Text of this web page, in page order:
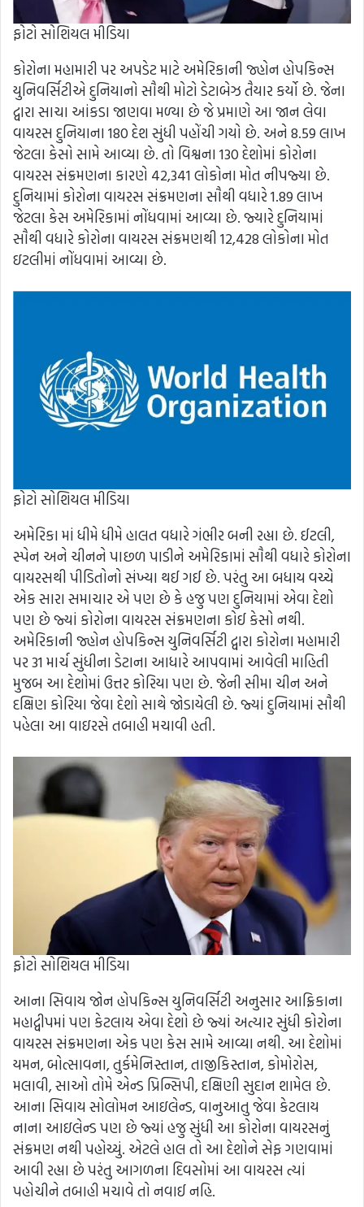
ફોટો સોશિયલ મીડિયા
કોરોના મહામારી પર અપડેટ માટે અમેરિકાની જ્હોન હોપકિન્સ
યુનિવર્સિટીએ દુનિયાનો સૌથી મોટો ડેટાબેઝ તૈયાર કર્યો છે. જેના
દ્વારા સાચા આંકડા જાણવા મળ્યા છે જે પ્રમાણે આ જાન લેવા
વાયરસ દુનિયાના 180 દેશ સુંધી પહોંચી ગયો છે. અને 8.59 લાખ
જેટલા કેસો સામે આવ્યા છે. તો વિશ્વના 130 દેશોમાં કોરોના
વાયરસ સંક્રમણના કારણે 42,341 લોકોના મોત નીપજ્યા છે.
દુનિયામાં કોરોના વાયરસ સંક્રમણના સૌથી વધારે 1.89 લાખ
જેટલા કેસ અમેરિકામાં નોંધવામાં આવ્યા છે. જ્યારે દુનિયામાં
સૌથી વધારે કોરોના વાયરસ સંક્રમણથી 12,428 લોકોના મોત
ઇટલીમાં નોંધવામાં આવ્યા છે.
ફોટો સોશિયલ મીડિયા
અમેરિકા માં ધીમે ધીમે હાલત વધારે ગંભીર બની રહ્યા છે. ઈટલી,
સ્પેન અને ચીનને પાછળ પાડીને અમેરિકામાં સૌથી વધારે કોરોના
વાયરસથી પીડિતોનો સંખ્યા થઈ ગઈ છે. પરંતુ આ બધાય વચ્ચે
એક સારા સમાચાર એ પણ છે કે હજુ પણ દુનિયામાં એવા દેશો
પણ છે જ્યાં કોરોના વાયરસ સંક્રમણના કોઈ કેસો નથી.
અમેરિકાની જ્હોન હોપકિન્સ યુનિવર્સિટી દ્વારા કોરોના મહામારી
પર 31 માર્ચ સુંધીના ડેટાના આધારે આપવામાં આવેલી માહિતી
મુજબ આ દેશોમાં ઉત્તર કોરિયા પણ છે. જેની સીમા ચીન અને
દક્ષિણ કોરિયા જેવા દેશો સાથે જોડાયેલી છે. જ્યાં દુનિયામાં સૌથી
પહેલા આ વાઇરસે તબાહી મચાવી હતી.
ફોટો સોશિયલ મીડિયા
આના સિવાય જોન હોપકિન્સ યુનિવર્સિટી અનુસાર આફ્રિકાના
મહાદ્વીપમાં પણ કેટલાય એવા દેશો છે જ્યાં અત્યાર સુંધી કોરોના
વાયરસ સંક્રમણના એક પણ કેસ સામે આવ્યા નથી. આ દેશોમાં
યમન, બોત્સાવના, તુર્કમેનિસ્તાન, તાજીકિસ્તાન, કોમોરોસ,
મલાવી, સાઓ તોમે એન્ડ પ્રિન્સિપી, દક્ષિણી સુદાન શામેલ છે.
આના સિવાય સોલોમન આઇલેન્ડ, વાનુઆતુ જેવા કેટલાય
નાના આઇલેન્ડ પણ છે જ્યાં હજુ સુંધી આ કોરોના વાયરસનું
સંક્રમણ નથી પહોચ્યું. એટલે હાલ તો આ દેશોને સેફ ગણવામાં
આવી રહ્યા છે પરંતુ આગળના દિવસોમાં આ વાયરસ ત્યાં
પહોચીને તબાહી મચાવે તો નવાઈ નહિ.